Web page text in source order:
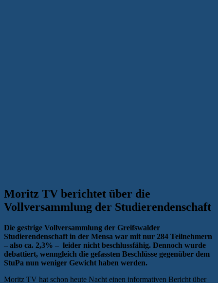
Moritz TV berichtet über die
Vollversammlung der Studierendenschaft
Die gestrige Vollversammlung der Greifswalder
Studierendenschaft in der Mensa war mit nur 284 Teilnehmern
– also ca. 2,3% – leider nicht beschlussfähig. Dennoch wurde
debattiert, wenngleich die gefassten Beschlüsse gegenüber dem
StuPa nun weniger Gewicht haben werden.
Moritz TV hat schon heute Nacht einen informativen Bericht über